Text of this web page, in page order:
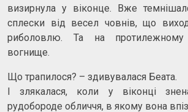
визирнула у віконце. Вже
сплески від весел човнів, що
риболовлю. Та на протилежному
вогнище.
Що трапилося? – здивувалася Беата.
І злякалася, коли у віконці
рудобороде обличчя, в якому вона